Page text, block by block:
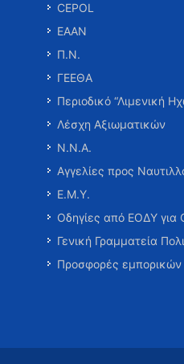
CEPOL
ΕΑΑΝ
Π.Ν.
ΓΕΕΘΑ
Περιοδικό “Λιμενική
Λέσχη Αξιωματικών
Ν.Ν.Α.
Αγγελίες προς
Ε.Μ.Υ.
Οδηγίες από ΕΟΔΥ για
Γενική Γραμματεία
Προσφορές